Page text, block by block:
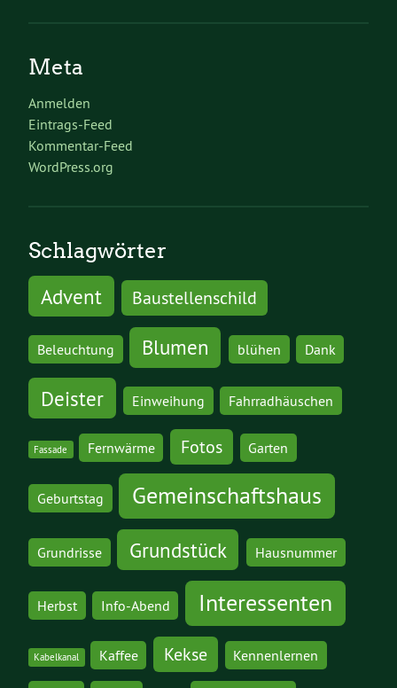
Meta
Anmelden
Eintrags-Feed
Kommentar-Feed
WordPress.org
Schlagwörter
Advent
Baustellenschild
Beleuchtung Blumen blühen Dank
Deister Einweihung Fahrradhäuschen
Fassade Fernwärme Fotos Garten
Geburtstag Gemeinschaftshaus
Grundrisse Grundstück Hausnummer
Herbst Info-Abend Interessenten
Kabelkanal Kaffee Kekse Kennenlernen